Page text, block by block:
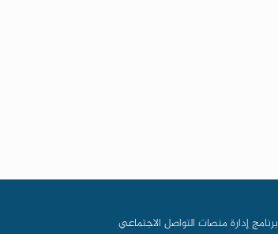
برنامج إدارة منصات التواصل الاجتماعي